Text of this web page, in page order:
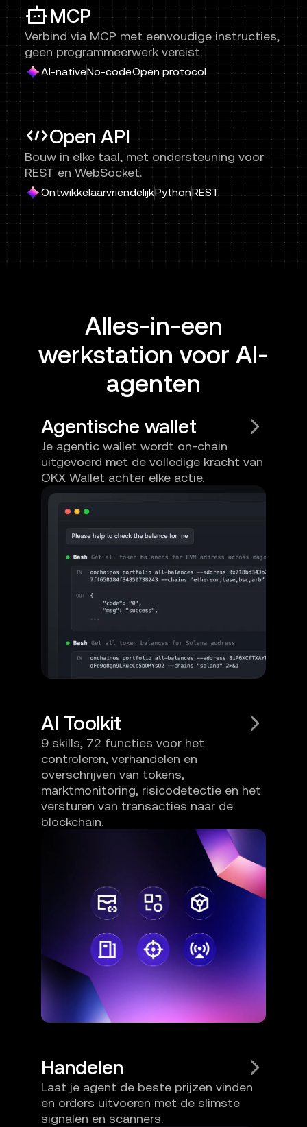
MCP
Verbind via MCP met eenvoudige instructies,
geen programmeerwerk vereist.
AI-nativeNo-codeOpen protocol
Open API
Bouw in elke taal, met ondersteuning voor
REST en WebSocket.
OntwikkelaarvriendelijkPythonREST
Alles-in-een
werkstation voor AI-
agenten
Agentische wallet
Je agentic wallet wordt on-chain
uitgevoerd met de volledige kracht van
OKX Wallet achter elke actie.
AI Toolkit
9 skills, 72 functies voor het
controleren, verhandelen en
overschrijven van tokens,
marktmonitoring, risicodetectie en het
versturen van transacties naar de
blockchain.
Handelen
Laat je agent de beste prijzen vinden
en orders uitvoeren met de slimste
signalen en scanners.